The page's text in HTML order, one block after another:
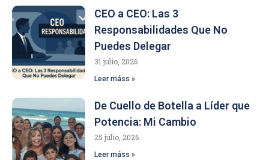
CEO a CEO: Las 3
Responsabilidades Que No
Puedes Delegar
31 julio, 2026
Leer máss »
De Cuello de Botella a Líder que
Potencia: Mi Cambio
25 julio, 2026
Leer máss »